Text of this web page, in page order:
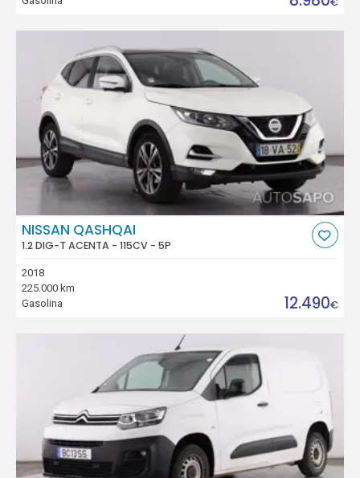
NISSAN QASHQAI
1.2 DIG-T ACENTA - 115CV - 5P
2018
225.000 km
Gasolina
12.490€